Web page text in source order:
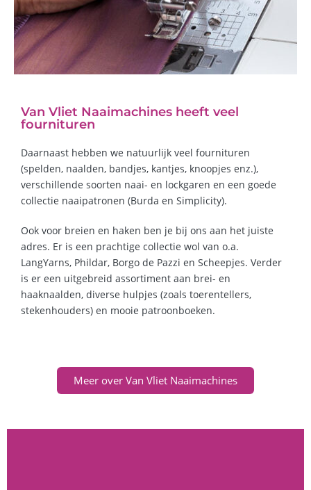
Van Vliet Naaimachines heeft veel
fournituren
Daarnaast hebben we natuurlijk veel fournituren
(spelden, naalden, bandjes, kantjes, knoopjes enz.),
verschillende soorten naai- en lockgaren en een goede
collectie naaipatronen (Burda en Simplicity).
Ook voor breien en haken ben je bij ons aan het juiste
adres. Er is een prachtige collectie wol van o.a.
LangYarns, Phildar, Borgo de Pazzi en Scheepjes. Verder
is er een uitgebreid assortiment aan brei- en
haaknaalden, diverse hulpjes (zoals toerentellers,
stekenhouders) en mooie patroonboeken.
Meer over Van Vliet Naaimachines